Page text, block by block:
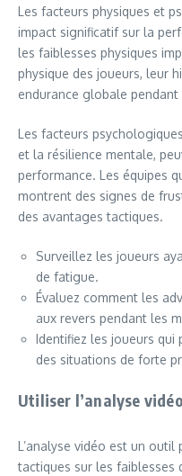
Les facteurs physiques et
impact significatif sur la
les faiblesses physiques
physique des joueurs, leur
endurance globale pendant
Les facteurs
et la résilience mentale,
performance. Les équipes
montrent des signes de
des avantages tactiques.
Surveillez les joueurs
de fatigue.
Évaluez comment les
aux revers pendant les
Identifiez les joueurs qui
des situations de forte
Utiliser l’analyse
L’analyse vidéo est un
tactiques sur les faiblesses